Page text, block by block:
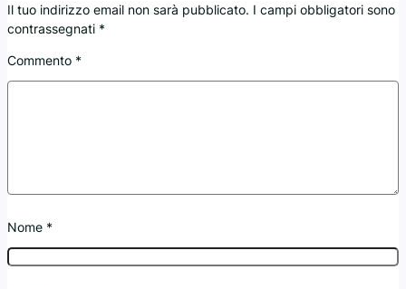
Il tuo indirizzo email non sarà pubblicato. I campi obbligatori sono
contrassegnati *
Commento *
Nome *